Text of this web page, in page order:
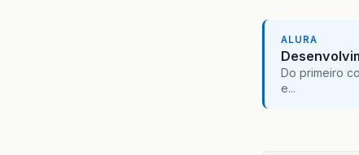
ALURA
Do primeiro
e...